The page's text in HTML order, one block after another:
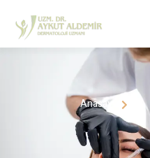
Anasayfa